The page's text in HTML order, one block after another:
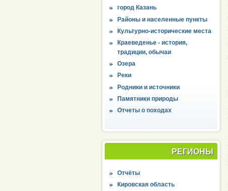
город Казань
Районы и населенные пункты
Культурно-исторические места
Краеведенье - история,
традиции, обычаи
Озера
Реки
Родники и источники
Памятники природы
Отчеты о походах
РЕГИОНЫ
Отчёты
Кировская область